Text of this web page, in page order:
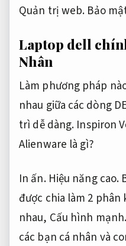
Quản trị web. Bảo
Laptop dell
Nhân
Làm phương pháp
nhau giữa các dòng
trì dễ dàng. Inspiron
Alienware là gì?
In ấn. Hiệu năng cao.
được chia làm 2
nhau, Cấu hình mạnh.
các bạn cá nhân và